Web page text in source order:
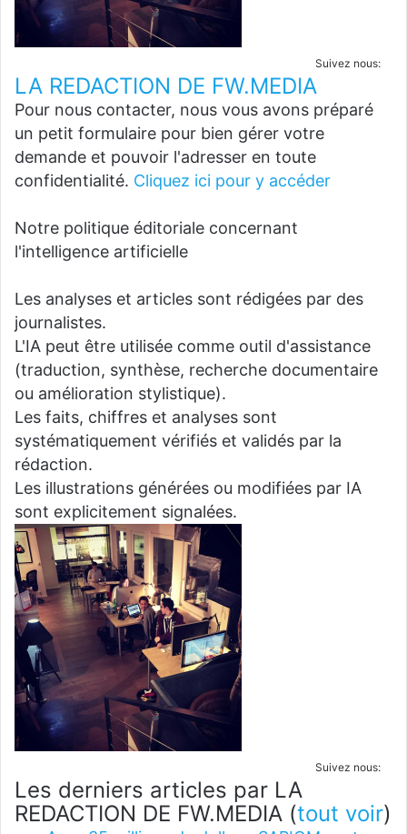
Suivez nous:
LA REDACTION DE FW.MEDIA
Pour nous contacter, nous vous avons préparé
un petit formulaire pour bien gérer votre
demande et pouvoir l'adresser en toute
confidentialité. Cliquez ici pour y accéder
Notre politique éditoriale concernant
l'intelligence artificielle
Les analyses et articles sont rédigées par des
journalistes.
L'IA peut être utilisée comme outil d'assistance
(traduction, synthèse, recherche documentaire
ou amélioration stylistique).
Les faits, chiffres et analyses sont
systématiquement vérifiés et validés par la
rédaction.
Les illustrations générées ou modifiées par IA
sont explicitement signalées.
Suivez nous:
Les derniers articles par LA
REDACTION DE FW.MEDIA (tout voir)